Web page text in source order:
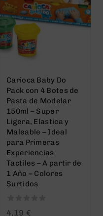
Carioca Baby Do
Pack con 4 Botes de
Pasta de Modelar
150ml – Super
Ligera, Elastica y
Maleable – Ideal
para Primeras
Experiencias
Tactiles – A partir de
1 Año – Colores
Surtidos
0
4,19 €